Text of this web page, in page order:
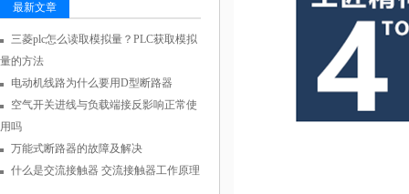
最新文章
三菱plc怎么读取模拟量？PLC获取模拟
量的方法
电动机线路为什么要用D型断路器
空气开关进线与负载端接反影响正常使
用吗
万能式断路器的故障及解决
什么是交流接触器 交流接触器工作原理